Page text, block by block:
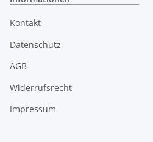
Kontakt
Datenschutz
AGB
Widerrufsrecht
Impressum